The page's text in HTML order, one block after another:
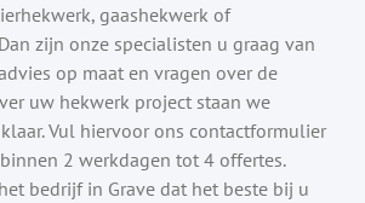
gaashekwerk of
zijn onze specialisten u graag van
op maat en vragen over de
uw hekwerk project staan we
Vul hiervoor ons contactformulier
2 werkdagen tot 4 offertes.
bedrijf in Grave dat het beste bij u